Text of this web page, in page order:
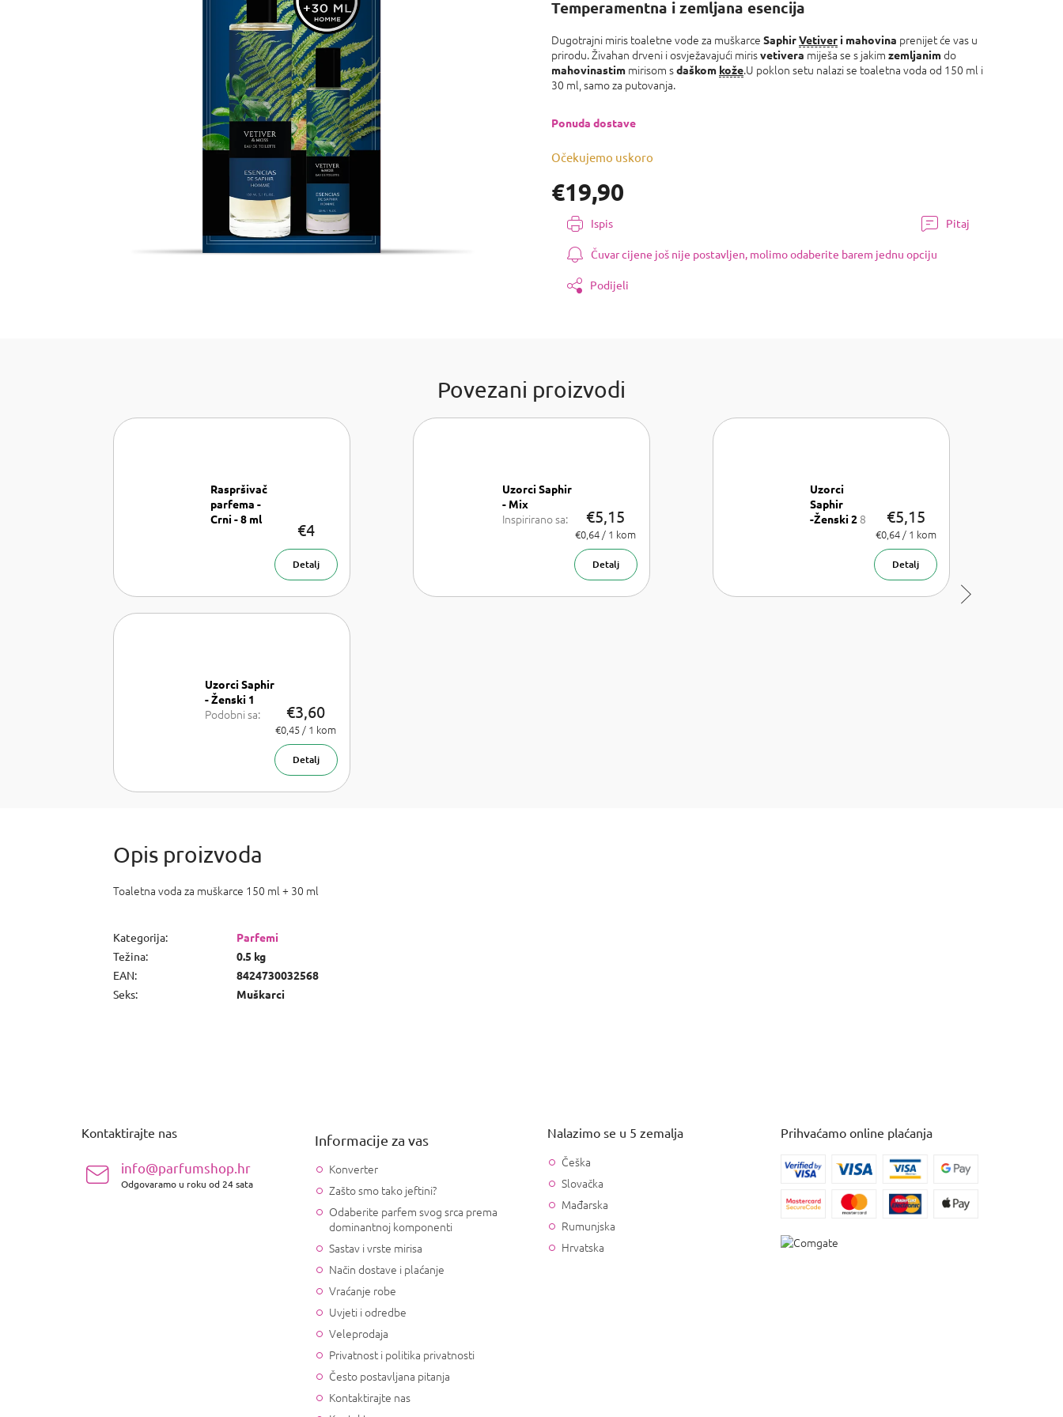
proizvoda
je
0,0
od
5
zvjezdica.
€19,90
cijenu:
Očekujemo uskoro
Ponuda dostave
Temperamentna i zemljana esencija
Dugotrajni miris toaletne vode za muškarce SaphirVetiver i mahovina prenijet će vas u
prirodu. Živahan drveni i osvježavajući mirisvetivera miješa se s jakim zemljanimdo
mahovinastim mirisom sdaškom kože.U poklon setu nalazi se toaletna voda od 150 ml i
30 ml, samo za putovanja.
Ispis Pitaj
Čuvar cijene još nije postavljen, molimo odaberite barem jednu opciju
Podijeli
Povezani proizvodi
Raspršivač
parfema -
Crni - 8 ml
€4
Detalj
Uzorci Saphir
- Mix
Inspirirano sa:
Mademoiselle,
€5,15
Izmjeri
cijenu:
€0,64 / 1 kom
Detalj
Uzorci
Saphir
-Ženski 2 8
€5,15
Izmjeri
cijenu:
€0,64 / 1 kom
Detalj
Uzorci Saphir
- Ženski 1
Podobni sa:
Armani Acqua
a Carolina
Herrera Good
€3,60
Izmjeri
cijenu:
€0,45 / 1 kom
Detalj
proizvod
Toaletna voda za muškarce 150 ml + 30 ml
Kategorija:
Parfemi
Težina:
0.5 kg
EAN:
8424730032568
Seks: Muškarci
Kontaktirajte nas
info@parfumshop.hr
Odgovaramo u roku od 24 sata
Informacije za vas
Konverter
Zašto smo tako jeftini?
Odaberite parfem svog srca prema
dominantnoj komponenti
Sastav i vrste mirisa
Način dostave i plaćanje
Vraćanje robe
Uvjeti i odredbe
Veleprodaja
Privatnost i politika privatnosti
Često postavljana pitanja
Kontaktirajte nas
Nalazimo se u 5 zemalja
Češka
Slovačka
Mađarska
Rumunjska
Hrvatska
Prihvaćamo online plaćanja